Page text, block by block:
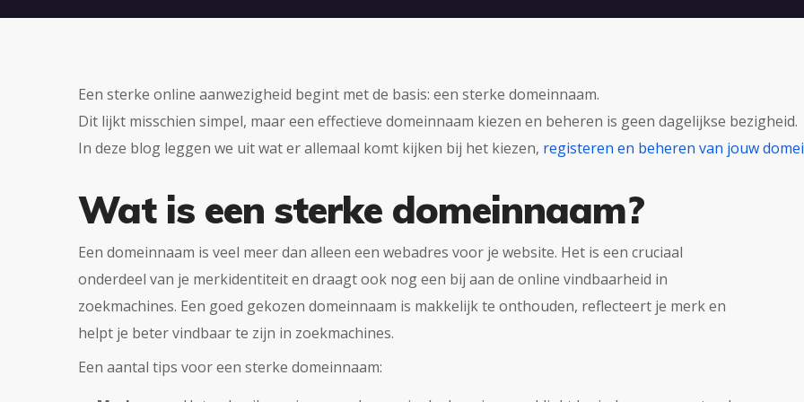
Een sterke online aanwezigheid begint met de basis: een sterke domeinnaam.
Dit lijkt misschien simpel, maar een effectieve domeinnaam kiezen en beheren is geen dagelijkse bezigheid.
In deze blog leggen we uit wat er allemaal komt kijken bij het kiezen, registeren en beheren van jouw
Wat is een sterke domeinnaam?
Een domeinnaam is veel meer dan alleen een webadres voor je website. Het is een cruciaal
onderdeel van je merkidentiteit en draagt ook nog een bij aan de online vindbaarheid in
zoekmachines. Een goed gekozen domeinnaam is makkelijk te onthouden, reflecteert je merk en
helpt je beter vindbaar te zijn in zoekmachines.
Een aantal tips voor een sterke domeinnaam: